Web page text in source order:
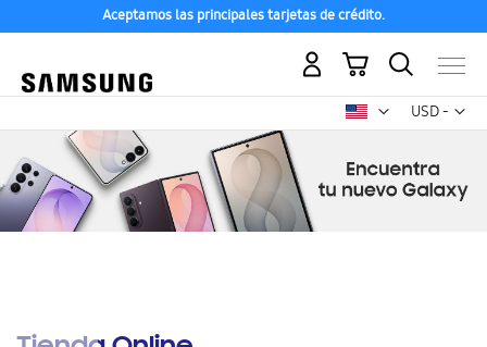
Aceptamos las principales tarjetas de crédito.
USD -
dólar
Mi carrito